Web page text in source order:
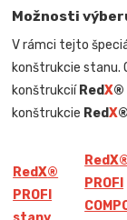
Možnosti
V rámci tejto
konštrukcie stanu.
konštrukcií RedX®
konštrukcie RedX
RedX®
PROFI
RedX
PROFI